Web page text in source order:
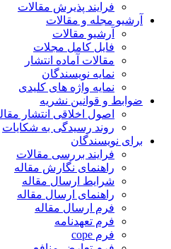
فرایند پذیرش مقالات
آرشیو مجله و مقالات
آرشیو مقالات
فایل کامل مجلات
مقالات آماده انتشار
نمایه نویسندگان
نمایه واژه های کلیدی
ضوابط و قوانین نشریه
اصول اخلاقی انتشار مقاله
روند رسیدگی به شکایات
برای نویسندگان
فرایند بررسی مقالات
راهنمای نگارش مقاله
شرایط ارسال مقاله
راهنمای ارسال مقاله
فرم ارسال مقاله
فرم تعهدنامه
فرم cope